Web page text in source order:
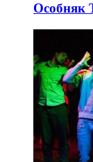
Особняк